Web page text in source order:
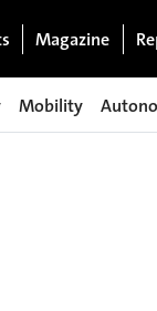
Magazine
Mobility